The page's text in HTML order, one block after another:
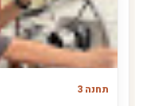
תחנה 3